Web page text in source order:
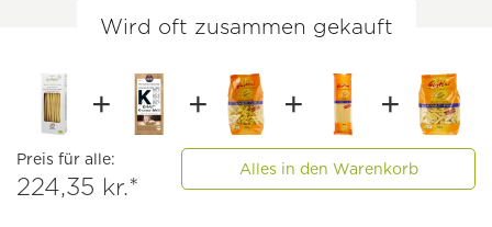
Wird oft zusammen gekauft
Preis für alle:
224,35 kr.*
Alles in den Warenkorb